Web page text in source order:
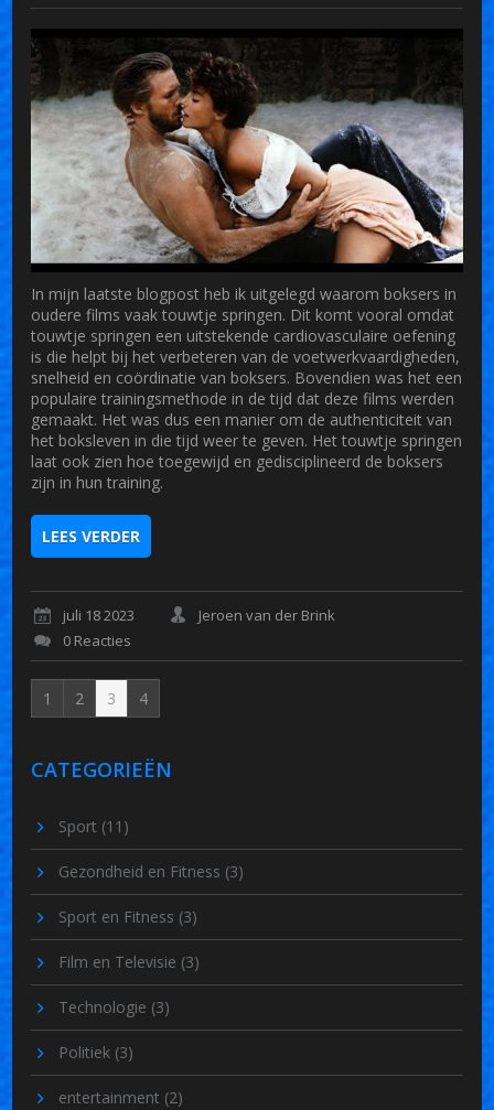
In mijn laatste blogpost heb ik uitgelegd waarom boksers in
oudere films vaak touwtje springen. Dit komt vooral omdat
touwtje springen een uitstekende cardiovasculaire oefening
is die helpt bij het verbeteren van de voetwerkvaardigheden,
snelheid en coördinatie van boksers. Bovendien was het een
populaire trainingsmethode in de tijd dat deze films werden
gemaakt. Het was dus een manier om de authenticiteit van
het boksleven in die tijd weer te geven. Het touwtje springen
laat ook zien hoe toegewijd en gedisciplineerd de boksers
zijn in hun training.
LEES VERDER
juli 18 2023
Jeroen van der Brink
0 Reacties
1 2 3 4
CATEGORIEËN
Sport (11)
Gezondheid en Fitness (3)
Sport en Fitness (3)
Film en Televisie (3)
Technologie (3)
Politiek (3)
entertainment (2)